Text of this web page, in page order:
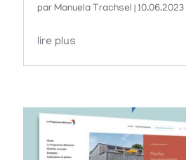
par Manuela Trachsel 10.06.2023
lire plus